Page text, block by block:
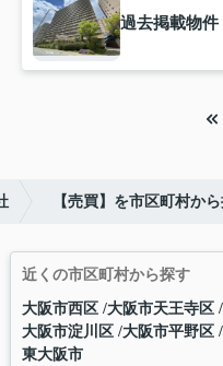
過去掲載物件
【売買】を市区町村か
近くの市区町村から探す
大阪市西区 大阪市天王寺区
大阪市淀川区 大阪市平野区
東大阪市